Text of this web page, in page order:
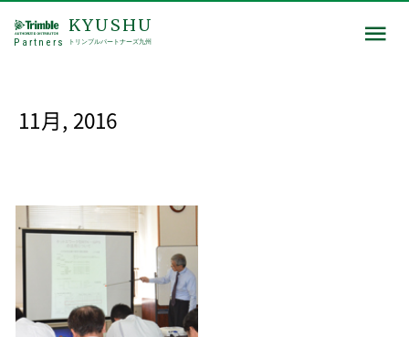
Partners
KYUSHU
トリンブルパートナーズ九州
11月, 2016